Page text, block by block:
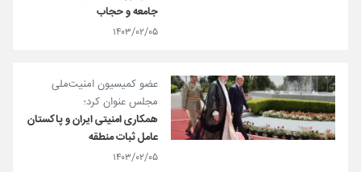
جامعه و حجاب
۱۴۰۳/۰۲/۰۵
عضو کمیسیون امنیت‌ملی
مجلس عنوان کرد؛
همکاری امنیتی ایران و پاکستان
عامل ثبات منطقه‌
۱۴۰۳/۰۲/۰۵